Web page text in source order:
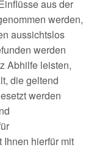
aus der
werden,
aussichtslos
werden
Abhilfe leisten,
die geltend
werden
Ihnen hierfür mit